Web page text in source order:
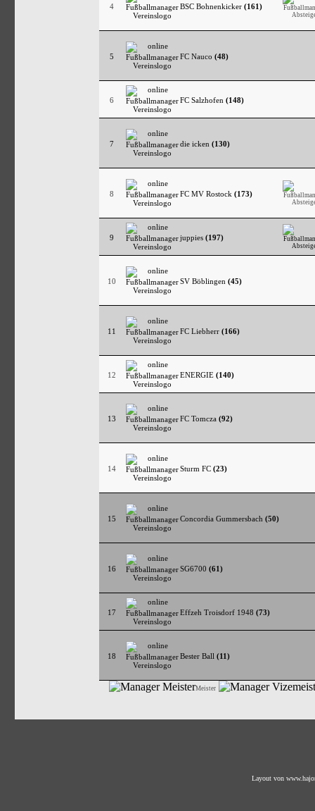
4 BSC Bohnenkicker (161)
5 FC Nauco (48)
6 FC Salzhofen (148)
7 die icken (130)
8 FC MV Rostock (173)
9 juppies (197)
10 SV Böblingen (45)
11 FC Liebherr (166)
12 ENERGIE (140)
13 FC Tomcza (92)
14 Sturm FC (23)
15 Concordia Gummersbach (50)
16 SG6700 (61)
17 Effzeh Troisdorf 1948 (73)
18 Bester Ball (11)
Meister
Layout von